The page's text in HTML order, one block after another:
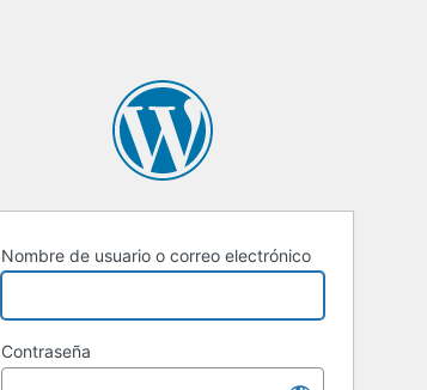
Nombre de usuario o correo electrónico
Contraseña